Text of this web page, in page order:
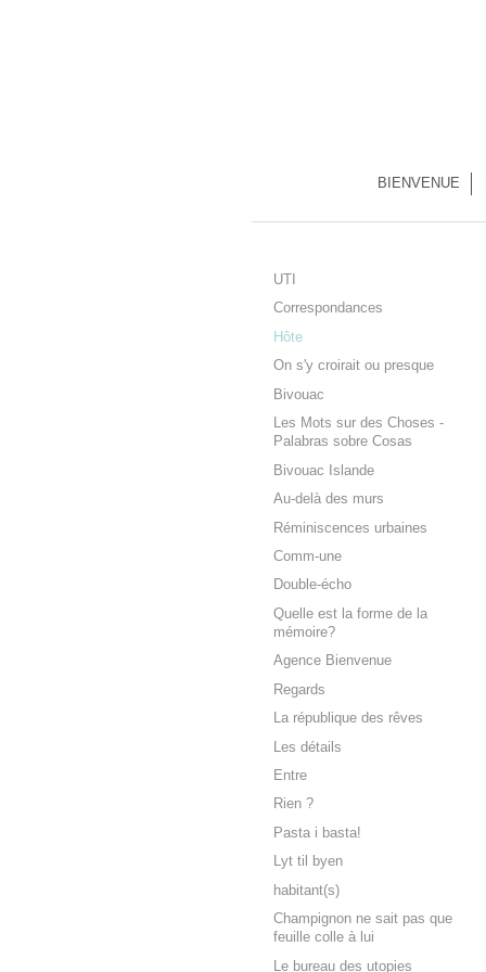
BIENVENUE
UTI
Correspondances
Hôte
On s'y croirait ou presque
Bivouac
Les Mots sur des Choses -
Palabras sobre Cosas
Bivouac Islande
Au-delà des murs
Réminiscences urbaines
Comm-une
Double-écho
Quelle est la forme de la
mémoire?
Agence Bienvenue
Regards
La république des rêves
Les détails
Entre
Rien ?
Pasta i basta!
Lyt til byen
habitant(s)
Champignon ne sait pas que
feuille colle à lui
Le bureau des utopies